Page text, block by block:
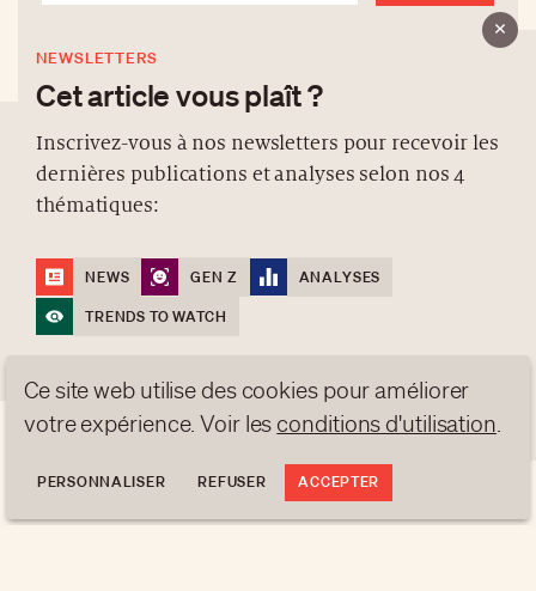
NEWSLETTERS
Cet article vous plaît ?
Inscrivez-vous à nos newsletters pour recevoir les
dernières publications et analyses selon nos 4
thématiques:
NEWS GEN Z
ANALYSES
TRENDS TO WATCH
S'INSCRIRE
À PROPOS
PROTECTION DES DONNÉES
contact@luxurytribune.com
Ce site web utilise des cookies pour améliorer
votre expérience. Voir les conditions d'utilisation
PERSONNALISER REFUSER ACCEPTER